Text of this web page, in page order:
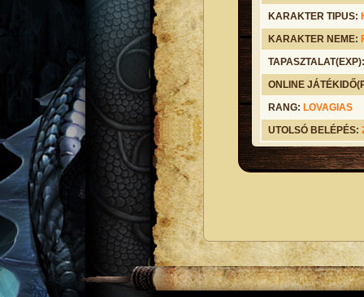
KARAKTER TIPUS:
KARAKTER NEME:
ONLINE
RANG: LOVAGIAS
UTOLSÓ BELÉPÉS: